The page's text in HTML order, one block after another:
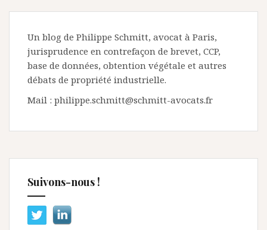
Un blog de Philippe Schmitt, avocat à Paris,
jurisprudence en contrefaçon de brevet, CCP,
base de données, obtention végétale et autres
débats de propriété industrielle.
Mail : philippe.schmitt@schmitt-avocats.fr
Suivons-nous !